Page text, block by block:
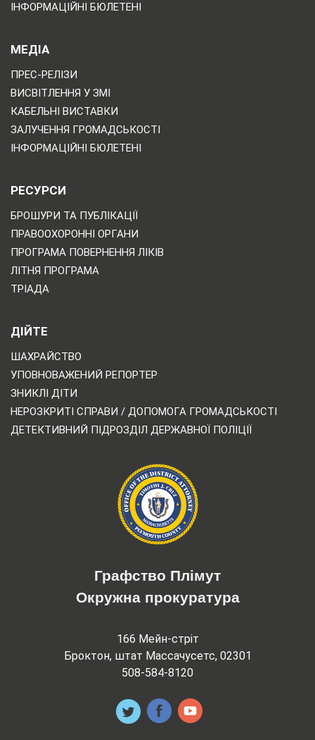
ІНФОРМАЦІЙНІ БЮЛЕТЕНІ
МЕДІА
ПРЕС-РЕЛІЗИ
ВИСВІТЛЕННЯ У ЗМІ
КАБЕЛЬНІ ВИСТАВКИ
ЗАЛУЧЕННЯ ГРОМАДСЬКОСТІ
ІНФОРМАЦІЙНІ БЮЛЕТЕНІ
РЕСУРСИ
БРОШУРИ ТА ПУБЛІКАЦІЇ
ПРАВООХОРОННІ ОРГАНИ
ПРОГРАМА ПОВЕРНЕННЯ ЛІКІВ
ЛІТНЯ ПРОГРАМА
ТРІАДА
ДІЙТЕ
ШАХРАЙСТВО
УПОВНОВАЖЕНИЙ РЕПОРТЕР
ЗНИКЛІ ДІТИ
НЕРОЗКРИТІ СПРАВИ / ДОПОМОГА ГРОМАДСЬКОСТІ
ДЕТЕКТИВНИЙ ПІДРОЗДІЛ ДЕРЖАВНОЇ ПОЛІЦІЇ
Графство Плімут
Окружна прокуратура
166 Мейн-стріт
Броктон, штат Массачусетс, 02301
508-584-8120